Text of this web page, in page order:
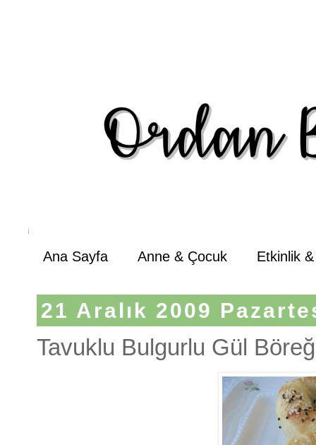
Ana Sayfa Anne & Çocuk Etkinlik
21 Aralık 2009
Tavuklu Bulgurlu Gül